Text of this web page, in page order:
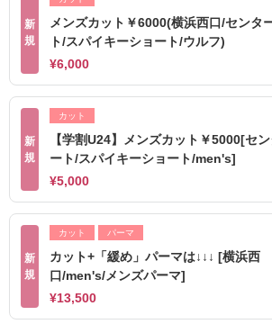
新
規
メンズカット￥6000(横浜西口/センタ
ト/スパイキーショート/ウルフ)
¥6,000
新
規
カット
【学割U24】メンズカット￥5000[セ
ート/スパイキーショート/men's]
¥5,000
新
規
カット パーマ
カット+「緩め」パーマは↓↓↓ [横浜西
口/men's/メンズパーマ]
¥13,500